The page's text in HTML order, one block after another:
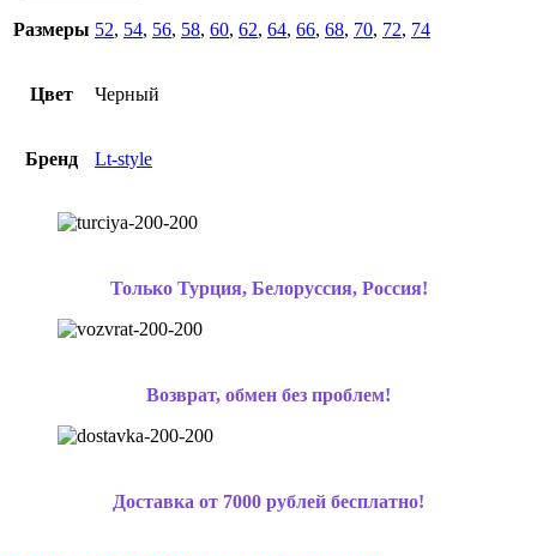
Размеры 52, 54, 56, 58, 60, 62, 64, 66, 68, 70, 72, 74
Цвет Черный
Бренд Lt-style
Только Турция, Белоруссия, Россия!
Возврат, обмен без проблем!
Доставка от 7000 рублей бесплатно!